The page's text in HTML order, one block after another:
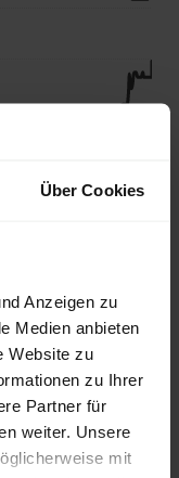
Über Cookies
Anzeigen zu
Medien anbieten
Website zu
zu Ihrer
Partner für
weiter. Unsere
mit
Mai
in Deutschland
-Seite